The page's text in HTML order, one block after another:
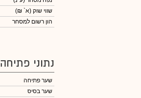
שווי שוק (א` ₪)
הון רשום למסחר
נתוני פתיחה
שער פתיחה
שער בסיס